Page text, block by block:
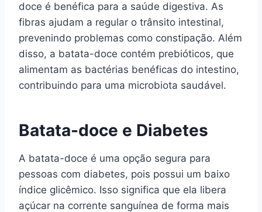
doce é benéfica para a saúde digestiva. As
fibras ajudam a regular o trânsito intestinal,
prevenindo problemas como constipação. Além
disso, a batata-doce contém prebióticos, que
alimentam as bactérias benéficas do intestino,
contribuindo para uma microbiota saudável.
Batata-doce e Diabetes
A batata-doce é uma opção segura para
pessoas com diabetes, pois possui um baixo
índice glicêmico. Isso significa que ela libera
açúcar na corrente sanguínea de forma mais